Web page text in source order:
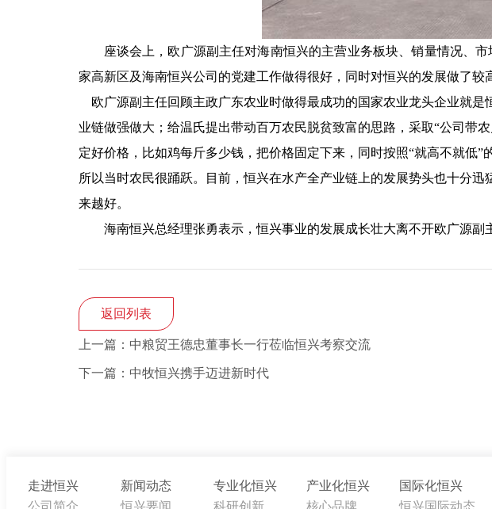
座谈会上，欧广源副主任对海南恒兴的主营业务板块、销量情况、
家高新区及海南恒兴公司的党建工作做得很好，同时对恒兴的发展做了较
欧广源副主任回顾主政广东农业时做得最成功的国家农业龙头企业就是
业链做强做大；给温氏提出带动百万农民脱贫致富的思路，采取“公司带
定好价格，比如鸡每斤多少钱，把价格固定下来，同时按照“就高不就低
所以当时农民很踊跃。目前，恒兴在水产全产业链上的发展势头也十分
来越好。
海南恒兴总经理张勇表示，恒兴事业的发展成长壮大离不开欧广源副
返回列表
上一篇：中粮贸王德忠董事长一行莅临恒兴考察交流
下一篇：中牧恒兴携手迈进新时代
走进恒兴
公司简介
新闻动态
恒兴要闻
专业化恒兴
科研创新
产业化恒兴
核心品牌
国际化恒兴
恒兴国际动态